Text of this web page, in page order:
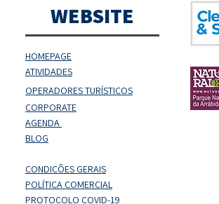
WEBSITE
HOMEPAGE
ATIVIDADES
OPERADORESTURÍSTICOS
CORPORATE
AGENDA
BLOG
CONDIÇÕES GERAIS
POLÍTICA COMERCIAL
PROTOCOLO COVID-19